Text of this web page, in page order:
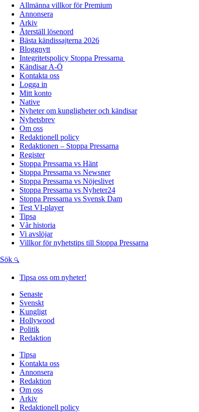
Allmänna villkor för Premium
Annonsera
Arkiv
Återställ lösenord
Bästa kändissajterna 2026
Bloggnytt
Integritetspolicy Stoppa Pressarna
Kändisar A-Ö
Kontakta oss
Logga in
Mitt konto
Native
Nyheter om kungligheter och kändisar
Nyhetsbrev
Om oss
Redaktionell policy
Redaktionen – Stoppa Pressarna
Register
Stoppa Pressarna vs Hänt
Stoppa Pressarna vs Newsner
Stoppa Pressarna vs Nöjeslivet
Stoppa Pressarna vs Nyheter24
Stoppa Pressarna vs Svensk Dam
Test VI-player
Tipsa
Vår historia
Vi avslöjar
Villkor för nyhetstips till Stoppa Pressarna
Sök
Tipsa oss om nyheter!
Senaste
Svenskt
Kungligt
Hollywood
Politik
Redaktion
Tipsa
Kontakta oss
Annonsera
Redaktion
Om oss
Arkiv
Redaktionell policy